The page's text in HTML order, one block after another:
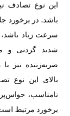
این نوع تصادف
باشد. در برخورد
سرعت زیاد
شدید گردنی و
ضربه‌زننده نیز
بالای این نوع
نامناسب،
برخورد مرتبط